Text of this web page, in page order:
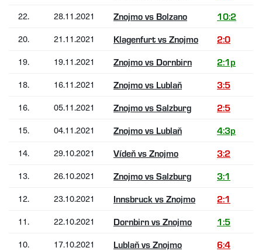
22.
28.11.2021 Znojmo vs Bolzano 10:2
20.
21.11.2021 Klagenfurt vs Znojmo 2:0
19.
19.11.2021 Znojmo vs Dornbirn 2:1p
18.
16.11.2021 Znojmo vs Lublaň 3:5
16.
05.11.2021 Znojmo vs Salzburg 2:5
15.
04.11.2021 Znojmo vs Lublaň 4:3p
14.
29.10.2021 Vídeň vs Znojmo 3:2
13.
26.10.2021 Znojmo vs Salzburg 3:1
12.
23.10.2021 Innsbruck vs Znojmo 2:1
11.
22.10.2021 Dornbirn vs Znojmo 1:5
10.
17.10.2021 Lublaň vs Znojmo 6:4